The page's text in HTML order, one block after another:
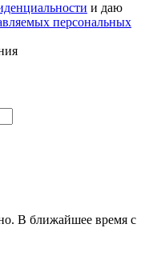
и даю
персональных
В ближайшее время с